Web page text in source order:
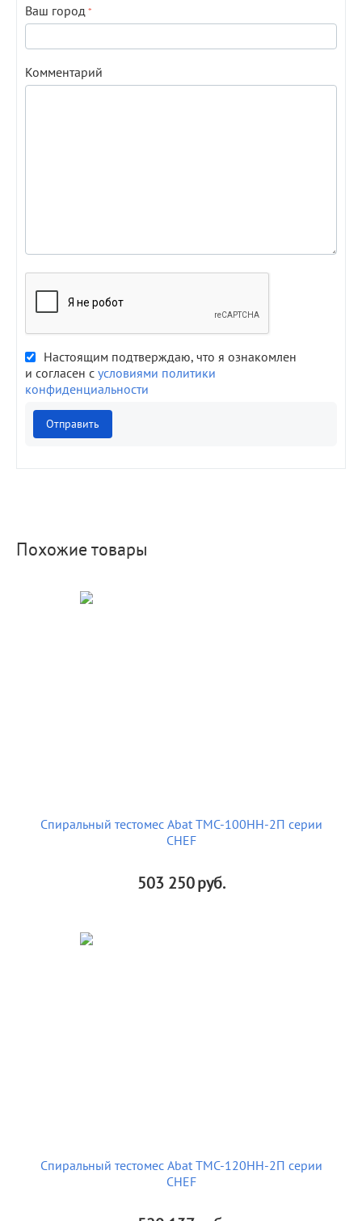
Ваш город
Комментарий
Настоящим подтверждаю, что я ознакомлен
и согласен с условиями политики
конфиденциальности
Отправить
Похожие товары
Спиральный тестомес Abat ТМС-100НН-2П серии
CHEF
503 250руб.
Спиральный тестомес Abat ТМС-120НН-2П серии
CHEF